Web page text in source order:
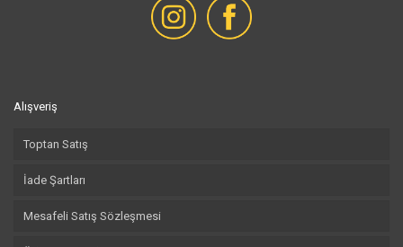
Alışveriş
Toptan Satış
İade Şartları
Mesafeli Satış Sözleşmesi